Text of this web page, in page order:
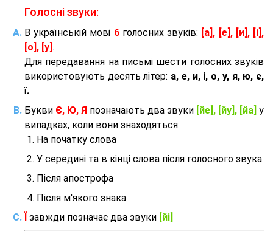
Голосні звуки:
В українській мові 6голосних звуків:
[а], [е], [и], [і],
[о], [у] .
Для передавання на письмі шести голосних звуків
використовують десять літер: а, е, и, і, о, у, я, ю, є,
ї.
Букви Є, Ю, Я позначають два звуки [йе], [йу], [йа] у
випадках, коли вони знаходяться:
На початку слова
У середині та в кінці слова після голосного звука
Після апострофа
Після м'якого знака
завжди позначає два звуки [йі]